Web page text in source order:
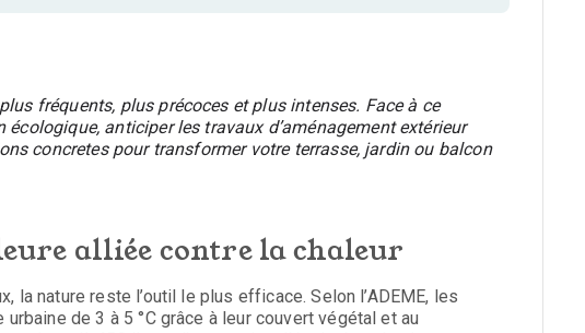
fréquents, plus précoces et plus intenses. Face à ce
anticiper les travaux d’aménagement extérieur
concretes pour transformer votre terrasse, jardin ou balcon
alliée contre la chaleur
la nature reste l’outil le plus efficace. Selon l’ADEME, les
de 3 à 5 °C grâce à leur couvert végétal et au